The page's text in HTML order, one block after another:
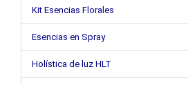
Kit Esencias Florales
Esencias en Spray
Holística de luz HLT